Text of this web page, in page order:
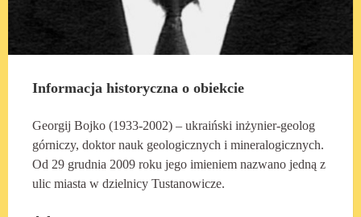
Informacja historyczna o obiekcie
Georgij Bojko (1933-2002) – ukraiński inżynier-geolog
górniczy, doktor nauk geologicznych i mineralogicznych.
Od 29 grudnia 2009 roku jego imieniem nazwano jedną z
ulic miasta w dzielnicy Tustanowicze.